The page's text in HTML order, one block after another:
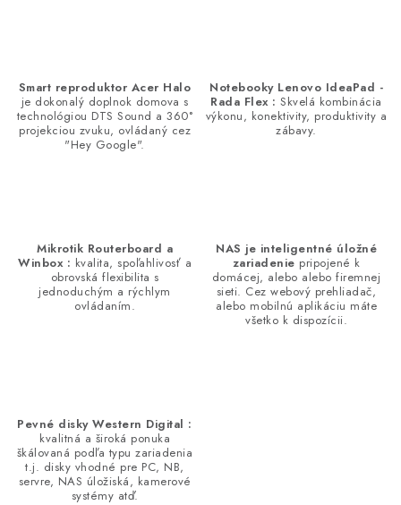
k
Smart reproduktor Acer Halo
je dokonalý doplnok domova s
technológiou DTS Sound a 360°
projekciou zvuku, ovládaný cez
"Hey Google".
Notebooky Lenovo IdeaPad -
Rada Flex : Skvelá kombinácia
výkonu, konektivity, produktivity a
zábavy.
Mikrotik Routerboard a
Winbox : kvalita, spoľahlivosť a
obrovská flexibilita s
jednoduchým a rýchlym
ovládaním.
NAS je inteligentné úložné
zariadenie pripojené k
domácej, alebo alebo firemnej
sieti. Cez webový prehliadač,
alebo mobilnú aplikáciu máte
všetko k dispozícii.
Pevné disky Western Digital :
kvalitná a široká ponuka
škálovaná podľa typu zariadenia
t.j. disky vhodné pre PC, NB,
servre, NAS úložiská, kamerové
systémy atď.